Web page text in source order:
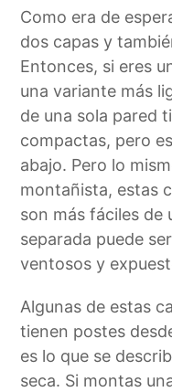
Como era de
dos capas y
Entonces, si eres
una variante más
de una sola pared
compactas, pero
abajo. Pero lo
montañista, estas
son más fáciles de
separada puede
ventosos y
Algunas de estas
tienen postes
es lo que se
seca. Si montas